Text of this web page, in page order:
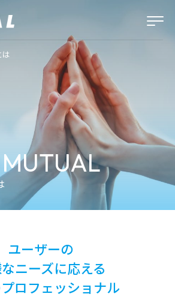
は
ユーザーの
ニーズに応える
ロフェッショナル